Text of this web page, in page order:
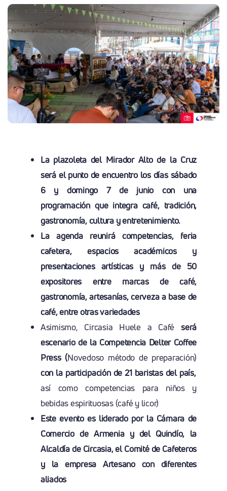
La plazoleta del Mirador Alto de la Cruz
será el punto de encuentro los días sábado
6 y domingo 7 de junio con una
programación que integracafé, tradición,
gastronomía, cultura y entretenimiento.
La agenda reunirácompetencias, feria
cafetera, espacios académicos y
presentaciones artísticas y más de 50
expositores entre marcas de café,
gastronomía, artesanías, cerveza a base de
café, entre otras variedades
Asimismo, Circasia Huele a Café será
escenario de la Competencia Delter Coffee
Press (Novedoso método de preparación)
con la participación de 21 baristas del país,
así como competencias para niños y
bebidas espirituosas (café y licor)
Este evento es liderado porla Cámara de
Comercio de Armenia y del Quindío, la
Alcaldía de Circasia, el Comité de Cafeteros
y la empresa Artesano con diferentes
aliados